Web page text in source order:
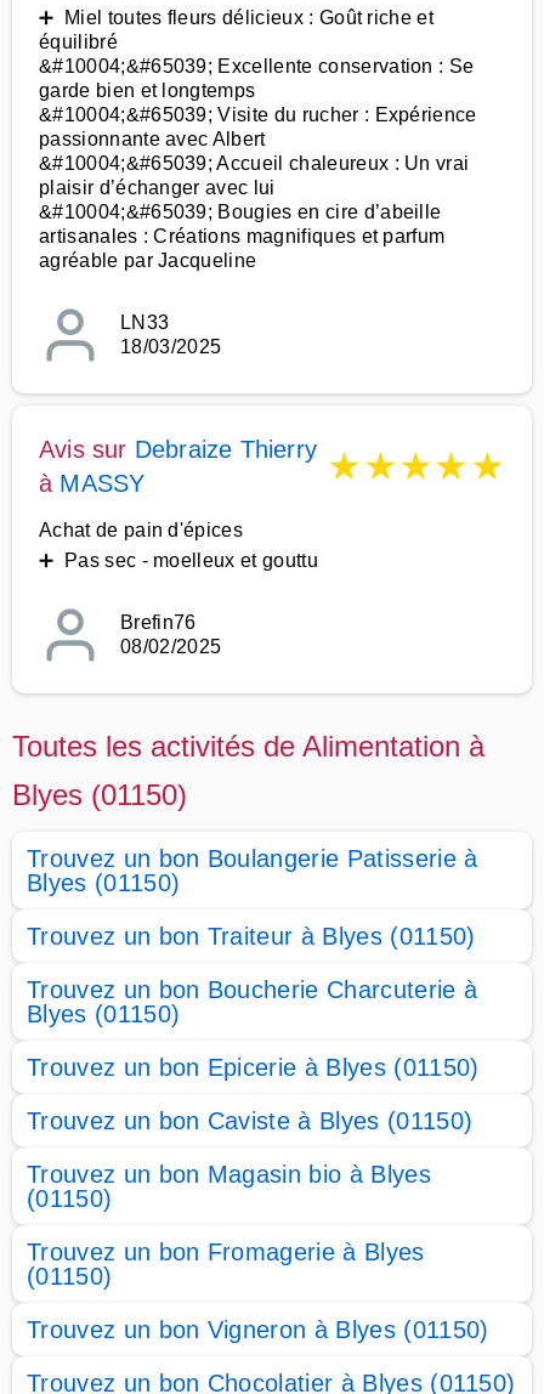
➕ Miel toutes fleurs délicieux : Goût riche et
équilibré
&#10004;&#65039; Excellente conservation : Se
garde bien et longtemps
&#10004;&#65039; Visite du rucher : Expérience
passionnante avec Albert
&#10004;&#65039; Accueil chaleureux : Un vrai
plaisir d’échanger avec lui
&#10004;&#65039; Bougies en cire d’abeille
artisanales : Créations magnifiques et parfum
agréable par Jacqueline
LN33
18/03/2025
Avis sur Debraize Thierry
à MASSY ★★★★★
Achat de pain d'épices
➕ Pas sec - moelleux et gouttu
Brefin76
08/02/2025
Toutes les activités de Alimentation à
Blyes (01150)
Trouvez un bon Boulangerie Patisserie à
Blyes (01150)
Trouvez un bon Traiteur à Blyes (01150)
Trouvez un bon Boucherie Charcuterie à
Blyes (01150)
Trouvez un bon Epicerie à Blyes (01150)
Trouvez un bon Caviste à Blyes (01150)
Trouvez un bon Magasin bio à Blyes
(01150)
Trouvez un bon Fromagerie à Blyes
(01150)
Trouvez un bon Vigneron à Blyes (01150)
Trouvez un bon Chocolatier à Blyes (01150)